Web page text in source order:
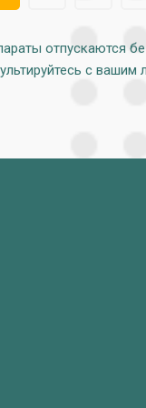
отпускаются
с